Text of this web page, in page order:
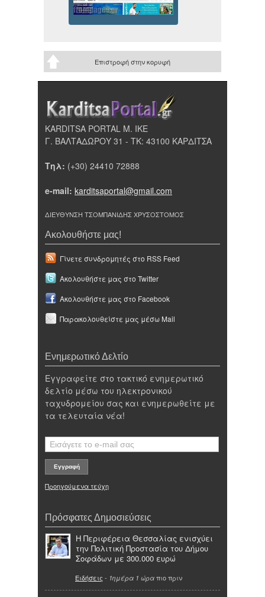
Επιστροφή στην κορυφή
KARDITSA PORTAL Μ. ΙΚΕ
Γ. ΒΑΛΤΑΔΩΡΟΥ 31 - ΤΚ: 43100 ΚΑΡΔΙΤΣΑ
Τηλ: (+30) 24410 72888
e-mail: karditsaportal@gmail.com
ΔΙΕΥΘΥΝΣΗ ΤΣΟΜΠΑΝΙΔΗΣ ΧΡΥΣΟΣΤΟΜΟΣ
Ακολουθήστε μας!
Γίνετε συνδρομητές στο RSS Feed
Ακολουθήστε μας στο Twitter
Ακολουθήστε μας στο Facebook
Παρακολουθείστε μας μέσω Mail
Ενημερωτικό Δελτίο
Εγγραφείτε στο τακτικό ενημερωτικό
δελτίο μέσω του ηλεκτρονικού
ταχυδρομείου σας και ενημερωθείτε με
τα τελευταία νέα!
Προηγούμενα τεύχη
Πρόσφατες Δημοσιεύσεις
Η Περιφέρεια Θεσσαλίας ενισχύει
την Πολιτική Προστασία του Δήμου
Σοφάδων με 300.000 ευρώ
Ειδήσεις - 1ημέρα 1 ώρα πιο πριν